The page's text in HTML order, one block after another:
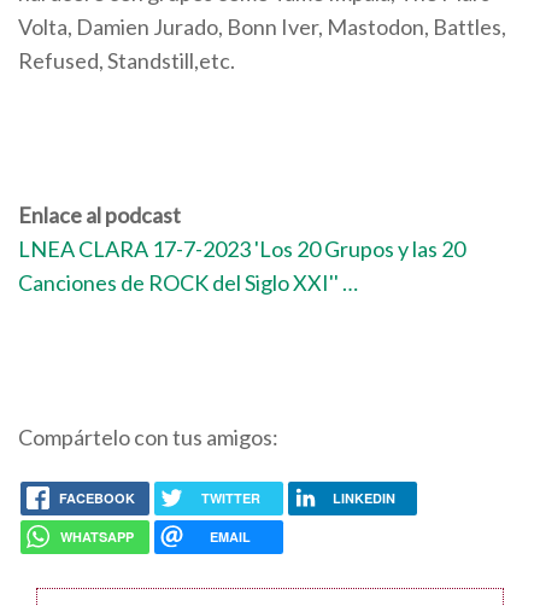
Volta, Damien Jurado, Bonn Iver, Mastodon, Battles,
Refused, Standstill,etc.
Enlace al podcast
LNEA CLARA 17-7-2023 'Los 20 Grupos y las 20
Canciones de ROCK del Siglo XXI'' …
Compártelo con tus amigos:
FACEBOOK TWITTER LINKEDIN
WHATSAPP EMAIL